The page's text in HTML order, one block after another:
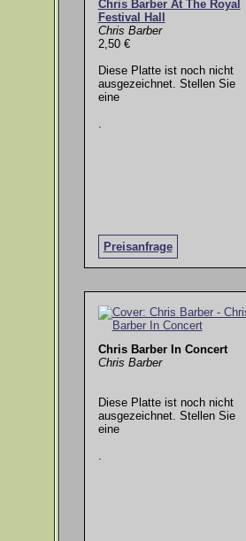
Chris Barber At The Royal
Festival Hall
Chris Barber
2,50 €
Diese Platte ist noch nicht
ausgezeichnet. Stellen Sie
eine
Preisanfrage
Chris Barber In Concert
Chris Barber
Diese Platte ist noch nicht
ausgezeichnet. Stellen Sie
eine
.